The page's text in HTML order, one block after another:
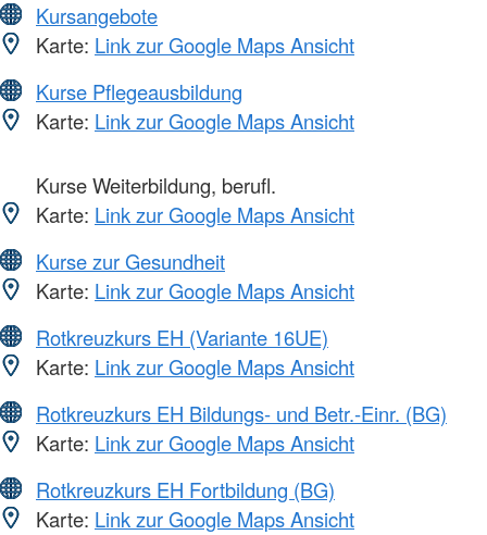
Kursangebote
Karte: Link zur Google Maps Ansicht
Kurse Pflegeausbildung
Karte: Link zur Google Maps Ansicht
Kurse Weiterbildung, berufl.
Karte: Link zur Google Maps Ansicht
Kurse zur Gesundheit
Karte: Link zur Google Maps Ansicht
Rotkreuzkurs EH (Variante 16UE)
Karte: Link zur Google Maps Ansicht
Rotkreuzkurs EH Bildungs- und Betr.-Einr. (BG)
Karte: Link zur Google Maps Ansicht
Rotkreuzkurs EH Fortbildung (BG)
Karte: Link zur Google Maps Ansicht